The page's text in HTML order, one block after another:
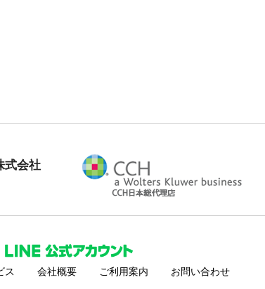
式会社
ス 会社概要 ご利用案内 お問い合わせ